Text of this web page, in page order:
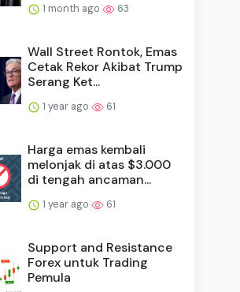
1 month ago 63
Wall Street Rontok, Emas
Cetak Rekor Akibat Trump
Serang Ket...
1 year ago 61
Harga emas kembali
melonjak di atas $3.000
di tengah ancaman...
1 year ago 61
Support and Resistance
Forex untuk Trading
Pemula